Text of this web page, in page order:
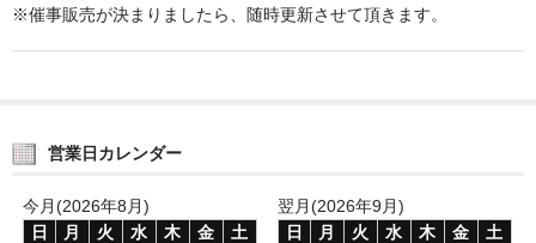
※催事販売が決まりましたら、随時更新させて頂きます。
営業日カレンダー
今月(2026年8月)
日
月 火 水 木 金
土
翌月(2026年9月)
日
月 火 水 木 金
土